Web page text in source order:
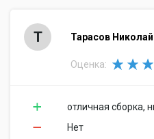
Т Тарасов Николай
Оценка:
отличная сборка,
Нет